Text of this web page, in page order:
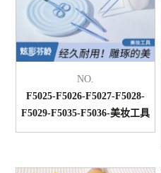
NO.
F5025-F5026-F5027-F5028-
F5029-F5035-F5036-美妆工具